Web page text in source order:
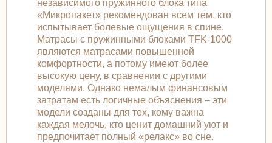
независимого пружинного блока типа
«Микропакет» рекомендован всем тем, кто
испытывает болевые ощущения в спине.
Матрасы с пружинными блоками TFK-1000
являются матрасами повышенной
комфортности, а потому имеют более
высокую цену, в сравнении с другими
моделями. Однако немалым финансовым
затратам есть логичные объяснения – эти
модели созданы для тех, кому важна
каждая мелочь, кто ценит домашний уют и
предпочитает полный «релакс» во сне.